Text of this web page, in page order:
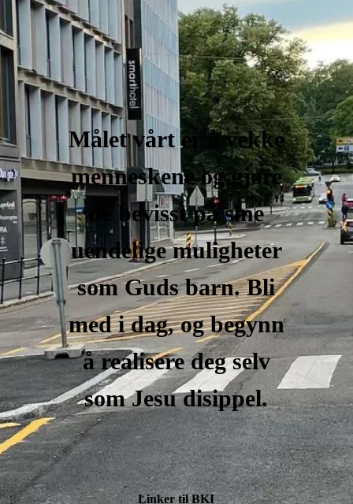
Målet vårt er å vekke
menneskene og gjøre
de bevisst på sine
uendelige muligheter
som Guds barn. Bli
med i dag, og begynn
å realisere deg selv
som Jesu disippel.
Linker til BKI